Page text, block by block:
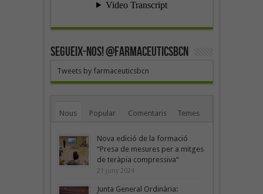
SEGUEIX-NOS! @farmaceuticsbcn
Tweets by farmaceuticsbcn
Nous Popular Comentaris Temes
Nova edició de la formació
“Presa de mesures per a mitges
de teràpia compressiva”
21 juny 2024
Junta General Ordinària: